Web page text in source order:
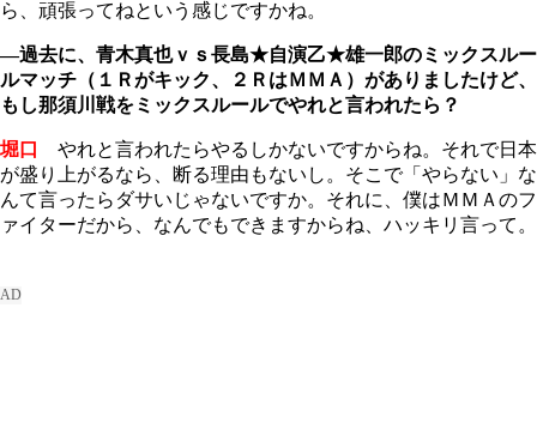
ら、頑張ってねという感じですかね。
―過去に、青木真也ｖｓ長島★自演乙★雄一郎のミックスルー
ルマッチ（１Ｒがキック、２ＲはＭＭＡ）がありましたけど、
もし那須川戦をミックスルールでやれと言われたら？
堀口
やれと言われたらやるしかないですからね。それで日本
が盛り上がるなら、断る理由もないし。そこで「やらない」な
んて言ったらダサいじゃないですか。それに、僕はＭＭＡのフ
ァイターだから、なんでもできますからね、ハッキリ言って。